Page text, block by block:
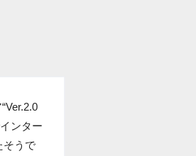
ンター
そうで